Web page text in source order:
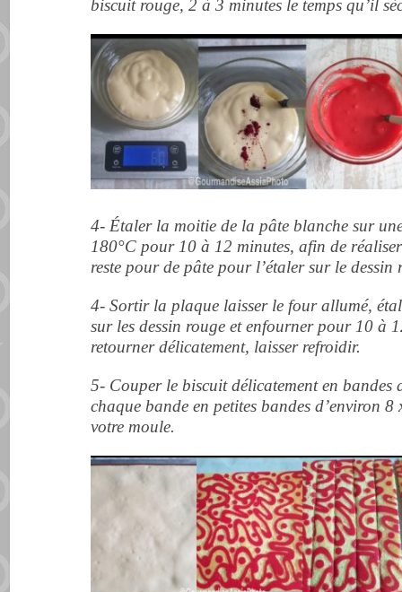
biscuit rouge, 2 à 3 minutes le temps qu’il
4- Étaler la moitie de la pâte blanche sur
180°C pour 10 à 12 minutes, afin de
reste pour de pâte pour l’étaler sur le dessin
4- Sortir la plaque laisser le four allumé,
sur les dessin rouge et enfourner pour 10 à
retourner délicatement, laisser refroidir.
5- Couper le biscuit délicatement en bandes
chaque bande en petites bandes d’environ
votre moule.